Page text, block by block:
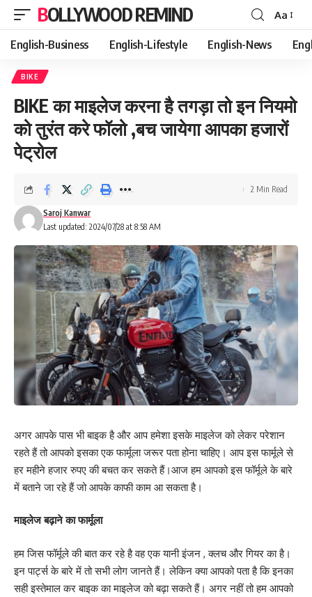
BOLLYWOOD REMIND
Font
Resizer
Aa
English-Business English-Lifestyle English-News
BIKE
BIKE का माइलेज करना है तगड़ा तो इन नियमो
को तुरंत करे फॉलो ,बच जायेगा आपका हजारों
पेट्रोल
Last updated: 2024/07/28 at 8:58 AM
Saroj Kanwar
2 Min Read
अगर आपके पास भी बाइक है और आप हमेशा इसके माइलेज को लेकर परेशान
रहते हैं तो आपको इसका एक फार्मूला जरूर पता होना चाहिए। आप इस फार्मूले से
हर महीने हजार रुपए की बचत कर सकते हैं।आज हम आपको इस फॉर्मूले के बारे
में बताने जा रहे हैं जो आपके काफी काम आ सकता है।
माइलेज बढ़ाने का फार्मूला
हम जिस फॉर्मूले की बात कर रहे है वह एक यानी इंजन , क्लच और गियर का है।
इन पार्ट्स के बारे में तो सभी लोग जानते हैं। लेकिन क्या आपको पता है कि इनका
सही इस्तेमाल कर बाइक का माइलेज को बढ़ा सकते हैं। अगर नहीं तो हम आपको